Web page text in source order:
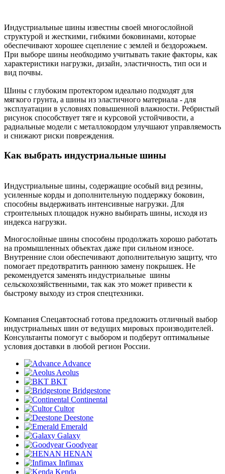
Индустриальные шины известны своей многослойной
структурой и жесткими, гибкими боковинами, которые
обеспечивают хорошее сцепление с землей и бездорожьем.
При выборе шины необходимо учитывать такие факторы, как
характеристики нагрузки, дизайн, эластичность, тип оси и
вид почвы.
Шины с глубоким протектором идеально подходят для
мягкого грунта, а шины из эластичного материала - для
эксплуатации в условиях повышенной влажности. Ребристый
рисунок способствует тяге и курсовой устойчивости, а
радиальные модели с металлокордом улучшают управляемость
и снижают риски повреждения.
Как выбрать индустриальные шины
Индустриальные шины, содержащие особый вид резины,
усиленные корды и дополнительную поддержку боковин,
способны выдерживать интенсивные нагрузки. Для
строительных площадок нужно выбирать шины, исходя из
индекса нагрузки.
Многослойные шины способны продолжать хорошо работать
на промышленных объектах даже при сильном износе.
Внутренние слои обеспечивают дополнительную защиту, что
помогает предотвратить раннюю замену покрышек. Не
рекомендуется заменять индустриальные шины
сельскохозяйственными, так как это может привести к
быстрому выходу из строя спецтехники.
Компания Спецавтоснаб готова предложить отличный выбор
индустриальных шин от ведущих мировых производителей.
Консультанты помогут с выбором и подберут оптимальные
условия доставки в любой регион России.
Advance
Aeolus
BKT
Bridgestone
Continental
Cultor
Deestone
Emerald
Galaxy
Goodyear
HENAN
Infimax
Kenda